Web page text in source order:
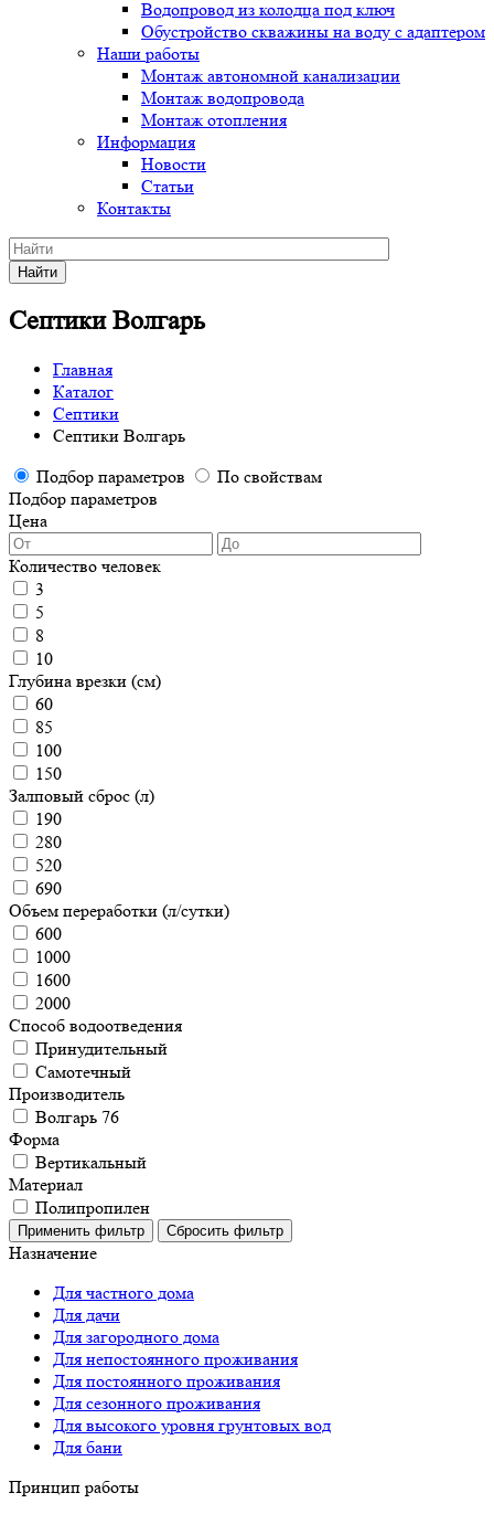
Водопровод из колодца под ключ
Обустройство скважины на воду с адаптером
Наши работы
Монтаж автономной канализации
Монтаж водопровода
Монтаж отопления
Информация
Новости
Статьи
Контакты
Найти
Септики Волгарь
Главная
Каталог
Септики
Септики Волгарь
Подбор параметров
По свойствам
Подбор параметров
Цена
Количество человек
3
5
8
10
Глубина врезки (см)
60
85
100
150
Залповый сброс (л)
190
280
520
690
Объем переработки (л/сутки)
600
1000
1600
2000
Способ водоотведения
Принудительный
Самотечный
Производитель
Волгарь 76
Форма
Вертикальный
Материал
Полипропилен
Назначение
Для частного дома
Для дачи
Для загородного дома
Для непостоянного проживания
Для постоянного проживания
Для сезонного проживания
Для высокого уровня грунтовых вод
Для бани
Принцип работы